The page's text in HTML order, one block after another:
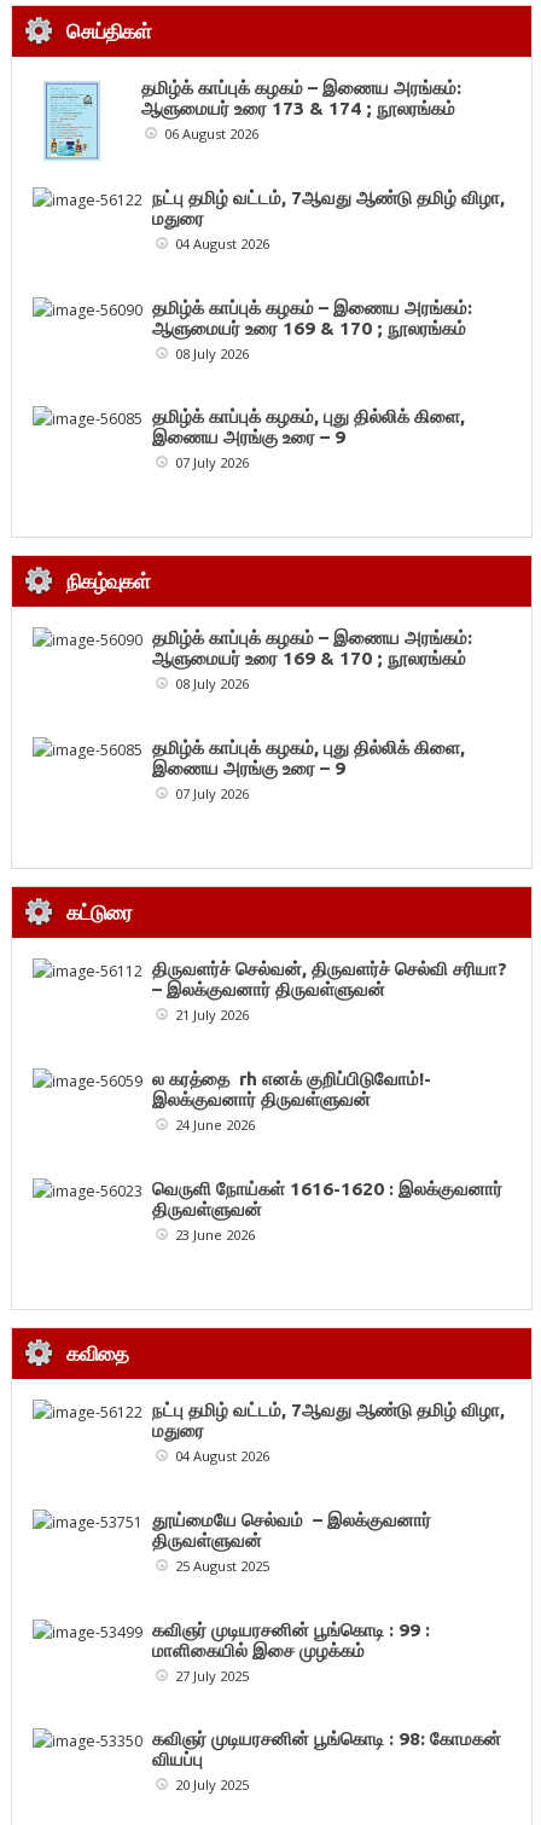
செய்திகள்
தமிழ்க் காப்புக் கழகம் – இணைய அரங்கம்:
ஆளுமையர் உரை 173 & 174 ; நூலரங்கம்
06 August 2026
நட்பு தமிழ் வட்டம், 7ஆவது ஆண்டு தமிழ் விழா,
மதுரை
04 August 2026
தமிழ்க் காப்புக் கழகம் – இணைய அரங்கம்:
ஆளுமையர் உரை 169 & 170 ; நூலரங்கம்
08 July 2026
தமிழ்க் காப்புக் கழகம், புது தில்லிக் கிளை,
இணைய அரங்கு உரை – 9
07 July 2026
நிகழ்வுகள்
தமிழ்க் காப்புக் கழகம் – இணைய அரங்கம்:
ஆளுமையர் உரை 169 & 170 ; நூலரங்கம்
08 July 2026
தமிழ்க் காப்புக் கழகம், புது தில்லிக் கிளை,
இணைய அரங்கு உரை – 9
07 July 2026
கட்டுரை
திருவளர்ச் செல்வன், திருவளர்ச் செல்வி சரியா?
– இலக்குவனார் திருவள்ளுவன்
21 July 2026
ல கரத்தை rh எனக் குறிப்பிடுவோம்!-
இலக்குவனார் திருவள்ளுவன்
24 June 2026
வெருளி நோய்கள் 1616-1620 : இலக்குவனார்
திருவள்ளுவன்
23 June 2026
கவிதை
நட்பு தமிழ் வட்டம், 7ஆவது ஆண்டு தமிழ் விழா,
மதுரை
04 August 2026
தூய்மையே செல்வம் – இலக்குவனார்
திருவள்ளுவன்
25 August 2025
கவிஞர் முடியரசனின் பூங்கொடி : 99 :
மாளிகையில் இசை முழக்கம்
27 July 2025
கவிஞர் முடியரசனின் பூங்கொடி : 98: கோமகன்
வியப்பு
20 July 2025